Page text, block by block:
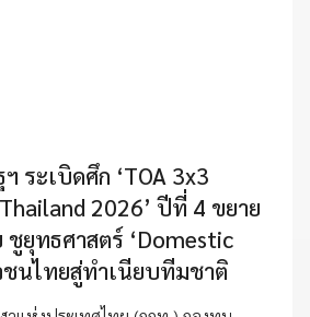
ระเบิดศึก ‘TOA 3x3
2026’ ปีที่ 4 ขยาย
ยุทธศาสตร์ ‘Domestic
ชนไทยสู่ทำเนียบทีมชาติ